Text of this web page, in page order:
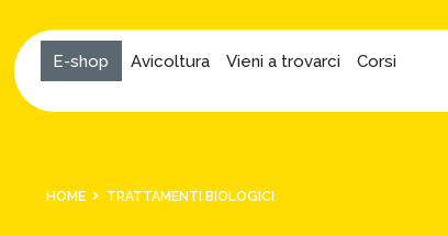
E-shop Avicoltura Vieni a trovarci Corsi
HOME TRATTAMENTI BIOLOGICI